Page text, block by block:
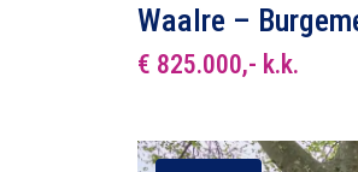
Waalre –
€ 825.000,- k.k.